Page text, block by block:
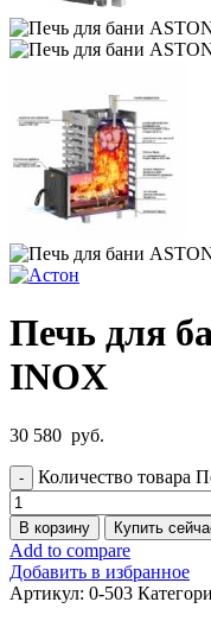
Печь для
INOX
30 580 руб.
Количество товара
В корзину Купить
Add to compare
Добавить в избранное
Артикул: 0-503